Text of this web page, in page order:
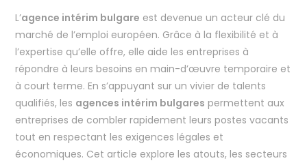
L’agence intérim bulgare est devenue un acteur clé du
marché de l’emploi européen. Grâce à la flexibilité et à
l’expertise qu’elle offre, elle aide les entreprises à
répondre à leurs besoins en main-d’œuvre temporaire et
à court terme. En s’appuyant sur un vivier de talents
qualifiés, les agences intérim bulgares permettent aux
entreprises de combler rapidement leurs postes vacants
tout en respectant les exigences légales et
économiques. Cet article explore les atouts, les secteurs